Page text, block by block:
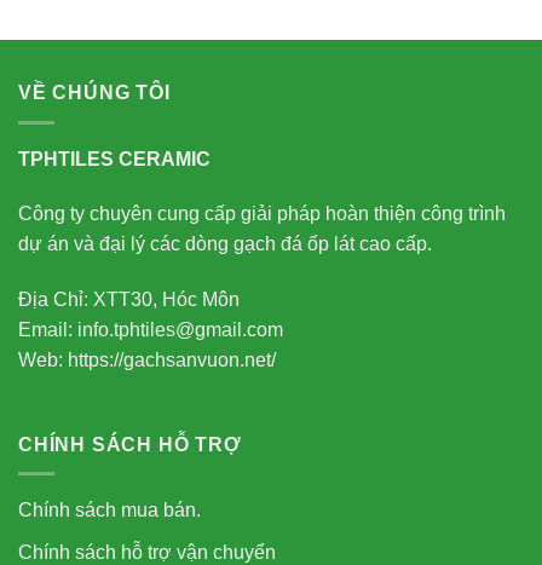
VỀ CHÚNG TÔI
TPHTILES CERAMIC
Công ty chuyên cung cấp giải pháp hoàn thiện công trình
dự án và đại lý các dòng gạch đá ốp lát cao cấp.
Địa Chỉ: XTT30, Hóc Môn
Email: info.tphtiles@gmail.com
Web: https://gachsanvuon.net/
CHÍNH SÁCH HỖ TRỢ
Chính sách mua bán.
Chính sách hỗ trợ vận chuyển